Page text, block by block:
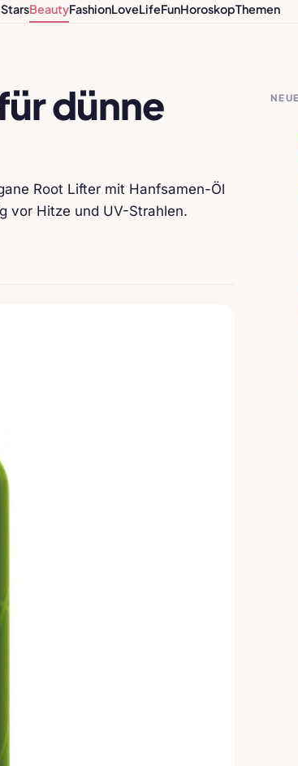
StarsBeautyFashionLoveLifeFunHoroskopThemen
dünne
Root Lifter mit Hanfsamen-Öl
vor Hitze und UV-Strahlen.